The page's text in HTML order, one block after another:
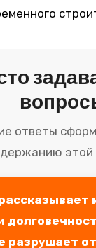
этой
разрушает